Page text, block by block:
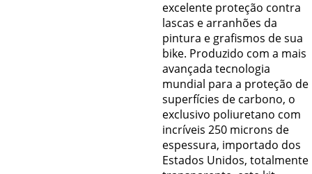
excelente proteção contra
lascas e arranhões da
pintura e grafismos de sua
bike. Produzido com a mais
avançada tecnologia
mundial para a proteção de
superfícies de carbono, o
exclusivo poliuretano com
incríveis 250 microns de
espessura, importado dos
Estados Unidos, totalmente